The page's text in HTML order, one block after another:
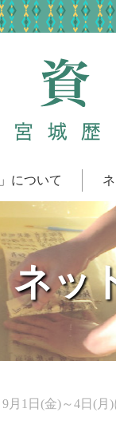
について
ネッ
月1日(金)～4日(月